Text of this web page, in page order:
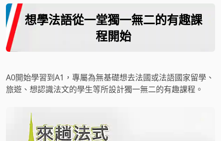
想學法語從一堂獨一無二的有趣課
程開始
A0開始學習到A1，專屬為無基礎想去法國或法語國家留學、
旅遊、想認識法文的學生等所設計獨一無二的有趣課程。